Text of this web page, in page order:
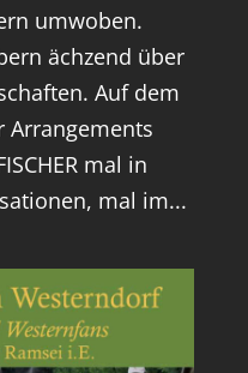
umwoben.
ächzend über
Auf dem
Arrangements
mal in
mal im...